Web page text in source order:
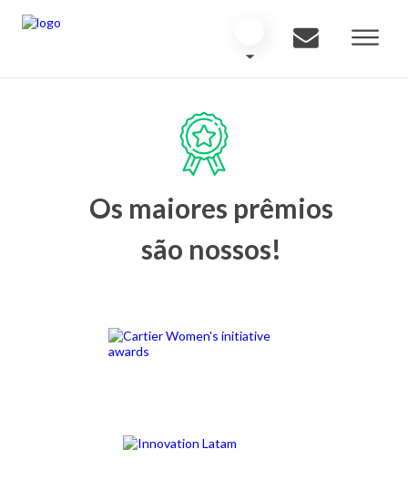
Os maiores prêmios
são nossos!